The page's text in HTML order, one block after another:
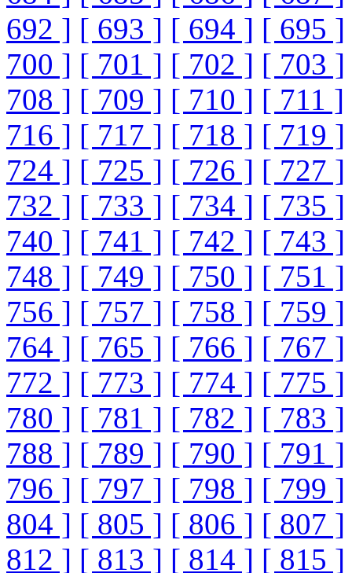
692 ] [ 693 ] [ 694 ] [ 695 ]
700 ] [ 701 ] [ 702 ] [ 703 ]
708 ] [ 709 ] [ 710 ] [ 711 ]
716 ] [ 717 ] [ 718 ] [ 719 ]
724 ] [ 725 ] [ 726 ] [ 727 ]
732 ] [ 733 ] [ 734 ] [ 735 ]
740 ] [ 741 ] [ 742 ] [ 743 ]
748 ] [ 749 ] [ 750 ] [ 751 ]
756 ] [ 757 ] [ 758 ] [ 759 ]
764 ] [ 765 ] [ 766 ] [ 767 ]
772 ] [ 773 ] [ 774 ] [ 775 ]
780 ] [ 781 ] [ 782 ] [ 783 ]
788 ] [ 789 ] [ 790 ] [ 791 ]
796 ] [ 797 ] [ 798 ] [ 799 ]
804 ] [ 805 ] [ 806 ] [ 807 ]
812 ] [ 813 ] [ 814 ] [ 815 ]